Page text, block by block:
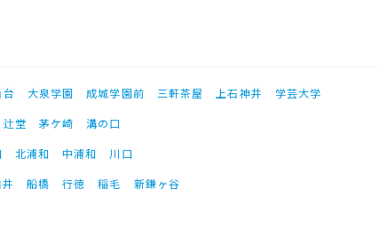
大泉学園 成城学園前 三軒茶屋 上石神井
学芸大学
辻堂 茅ケ崎
溝の口
北浦和 中浦和
川口
船橋 行徳 稲毛 新鎌ヶ谷